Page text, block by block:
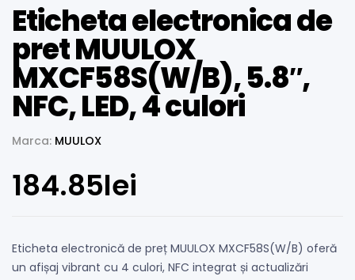
Eticheta electronica de
pret MUULOX
MXCF58S(W/B), 5.8″,
NFC, LED, 4 culori
Marca: MUULOX
184.85lei
Eticheta electronică de preț MUULOX MXCF58S(W/B) oferă
un afișaj vibrant cu 4 culori, NFC integrat și actualizări